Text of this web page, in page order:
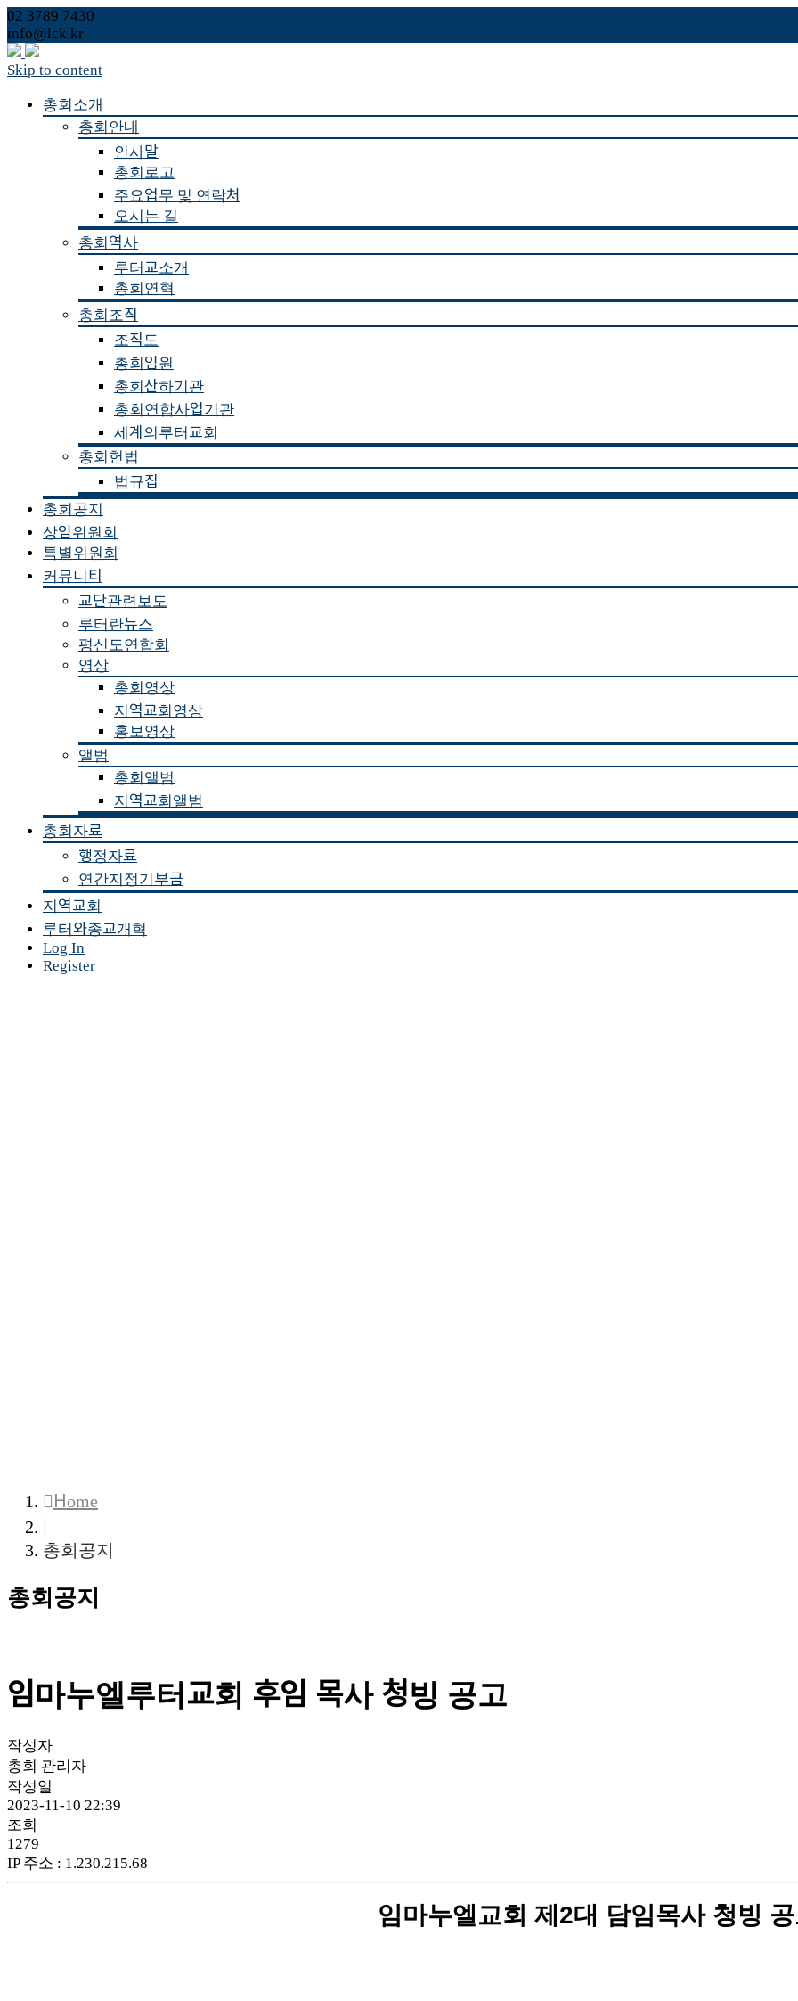
02 3789 7430
info@lck.kr
Skip to content
총회소개
총회안내
인사말
총회로고
주요업무 및 연락처
오시는 길
총회역사
루터교소개
총회연혁
총회조직
조직도
총회임원
총회산하기관
총회연합사업기관
세계의루터교회
총회헌법
법규집
총회공지
상임위원회
특별위원회
커뮤니티
교단관련보도
루터란뉴스
평신도연합회
영상
총회영상
지역교회영상
홍보영상
앨범
총회앨범
지역교회앨범
총회자료
행정자료
연간지정기부금
지역교회
루터와종교개혁
Log In
Register
Home
총회공지
총회공지
임마누엘루터교회 후임 목사 청빙 공고
작성자
총회 관리자
작성일
2023-11-10 22:39
조회
1279
IP 주소 : 1.230.215.68
임마누엘교회 제2대 담임목사 청빙